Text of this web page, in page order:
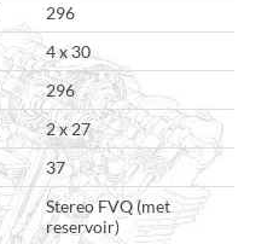
296
4 x 30
296
2 x 27
37
Stereo FVQ (met
reservoir)